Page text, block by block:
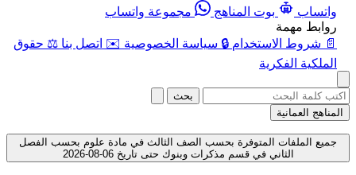
واتساب
بوت المناهج
مجموعة واتساب
روابط مهمة
📄 شروط الاستخدام 🔒 سياسة الخصوصية ✉️ اتصل بنا ⚖️ حقوق
الملكية الفكرية
بحث
المناهج العمانية
جميع الملفات المتوفرة بحسب الصف الثالث في مادة علوم بحسب الفصل
الثاني في قسم مذكرات وبنوك حتى تاريخ 06-08-2026